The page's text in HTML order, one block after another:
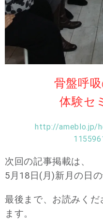
骨盤呼
体験セ
http://ameblo.jp/
次回の記事掲載は、
5月18日(月)新月の日の
最後まで、お読みく
ます。